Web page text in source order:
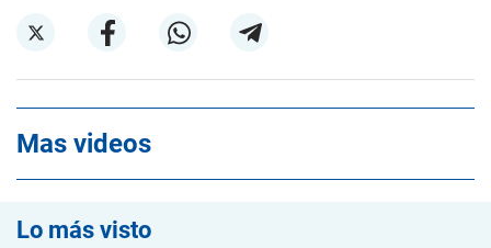
Mas videos
Lo más visto